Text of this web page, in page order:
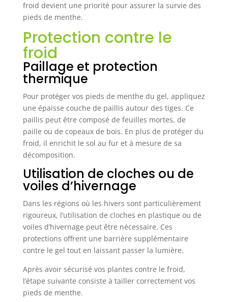
froid devient une priorité pour assurer la survie des
pieds de menthe.
Protection contre le
froid
Paillage et protection
thermique
Pour protéger vos pieds de menthe du gel, appliquez
une épaisse couche de paillis autour des tiges. Ce
paillis peut être composé de feuilles mortes, de
paille ou de copeaux de bois. En plus de protéger du
froid, il enrichit le sol au fur et à mesure de sa
décomposition.
Utilisation de cloches ou de
voiles d’hivernage
Dans les régions où les hivers sont particulièrement
rigoureux, l’utilisation de cloches en plastique ou de
voiles d’hivernage peut être nécessaire. Ces
protections offrent une barrière supplémentaire
contre le gel tout en laissant passer la lumière.
Après avoir sécurisé vos plantes contre le froid,
l’étape suivante consiste à tailler correctement vos
pieds de menthe.